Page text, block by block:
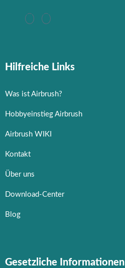
Hilfreiche Links
Was ist Airbrush?
Hobbyeinstieg Airbrush
Airbrush WIKI
Kontakt
Über uns
Download-Center
Blog
Gesetzliche Informationen